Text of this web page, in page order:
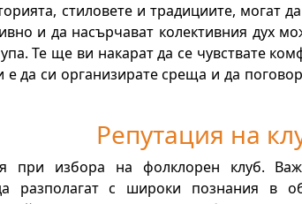
стиловете и традициите, могат
и да насърчават колективния дух
Те ще ви накарат да се чувствате
е да си организирате среща и да
Репутация на
при избора на фолклорен клуб.
разполагат с широки познания в